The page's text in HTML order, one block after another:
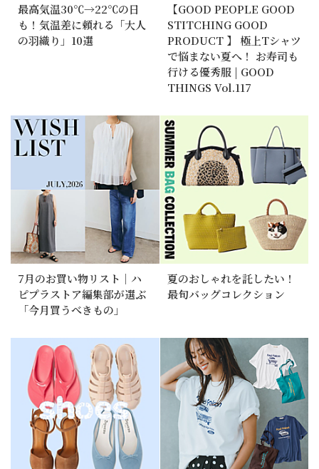
最高気温30℃→22℃の日
も！気温差に頼れる「大人
の羽織り」10選
【GOOD PEOPLE GOOD
STITCHING GOOD
PRODUCT 】 極上Tシャツ
で悩まない夏へ！ お寿司も
行ける優秀服 | GOOD
THINGS Vol.117
7月のお買い物リスト｜ハ
ピプラストア編集部が選ぶ
「今月買うべきもの」
夏のおしゃれを託したい！
最旬バッグコレクション